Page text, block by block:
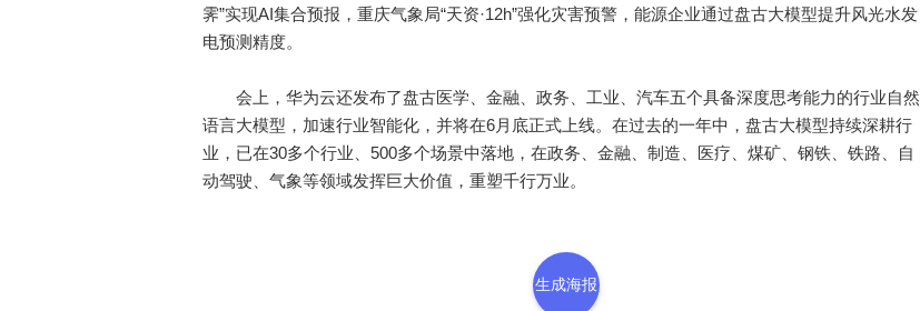
霁”实现AI集合预报，重庆气象局“天资·12h”强化灾害预警，能源企业通过盘古大模型提升风光水发
电预测精度。
会上，华为云还发布了盘古医学、金融、政务、工业、汽车五个具备深度思考能力的行业自然
语言大模型，加速行业智能化，并将在6月底正式上线。在过去的一年中，盘古大模型持续深耕行
业，已在30多个行业、500多个场景中落地，在政务、金融、制造、医疗、煤矿、钢铁、铁路、自
动驾驶、气象等领域发挥巨大价值，重塑千行万业。
生成海报